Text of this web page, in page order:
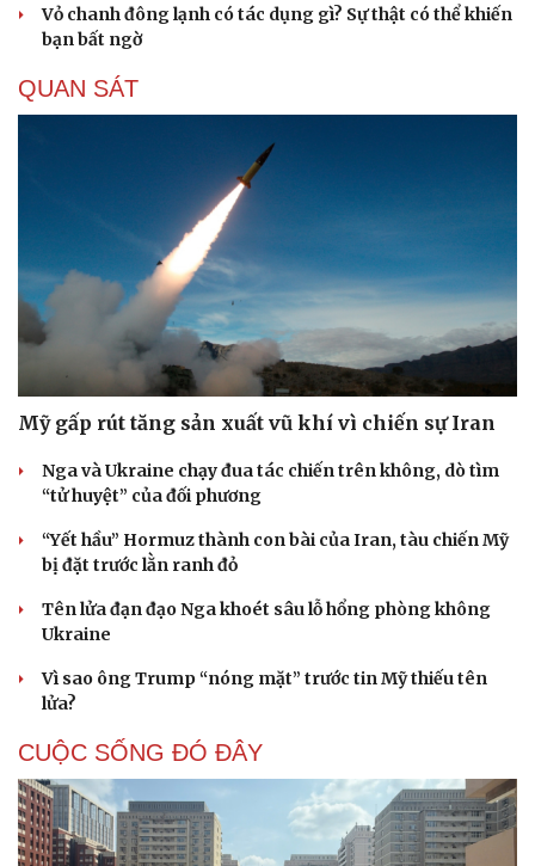
Vỏ chanh đông lạnh có tác dụng gì? Sự thật có thể khiến
bạn bất ngờ
QUAN SÁT
Mỹ gấp rút tăng sản xuất vũ khí vì chiến sự Iran
Nga và Ukraine chạy đua tác chiến trên không, dò tìm
“tử huyệt” của đối phương
“Yết hầu” Hormuz thành con bài của Iran, tàu chiến Mỹ
bị đặt trước lằn ranh đỏ
Tên lửa đạn đạo Nga khoét sâu lỗ hổng phòng không
Ukraine
Vì sao ông Trump “nóng mặt” trước tin Mỹ thiếu tên
lửa?
CUỘC SỐNG ĐÓ ĐÂY